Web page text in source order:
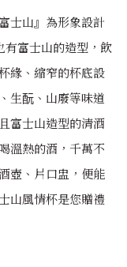
士山』為形象設計
有富士山的造型，飲
緣、縮窄的杯底設
生酛、山廢等味道
富士山造型的清酒
溫熱的酒，千萬不
壺、片口盅，便能
山風情杯是您贈禮